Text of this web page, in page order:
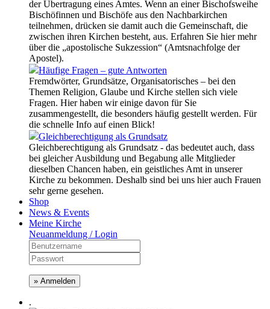
der Übertragung eines Amtes. Wenn an einer Bischofsweihe
Bischöfinnen und Bischöfe aus den Nachbarkirchen
teilnehmen, drücken sie damit auch die Gemeinschaft, die
zwischen ihren Kirchen besteht, aus. Erfahren Sie hier mehr
über die „apostolische Sukzession“ (Amtsnachfolge der
Apostel).
Häufige Fragen – gute Antworten
Fremdwörter, Grundsätze, Organisatorisches – bei den
Themen Religion, Glaube und Kirche stellen sich viele
Fragen. Hier haben wir einige davon für Sie
zusammengestellt, die besonders häufig gestellt werden. Für
die schnelle Info auf einen Blick!
Gleichberechtigung als Grundsatz
Gleichberechtigung als Grundsatz - das bedeutet auch, dass
bei gleicher Ausbildung und Begabung alle Mitglieder
dieselben Chancen haben, ein geistliches Amt in unserer
Kirche zu bekommen. Deshalb sind bei uns hier auch Frauen
sehr gerne gesehen.
Shop
News & Events
Meine Kirche
Neuanmeldung / Login
» Anmelden
.